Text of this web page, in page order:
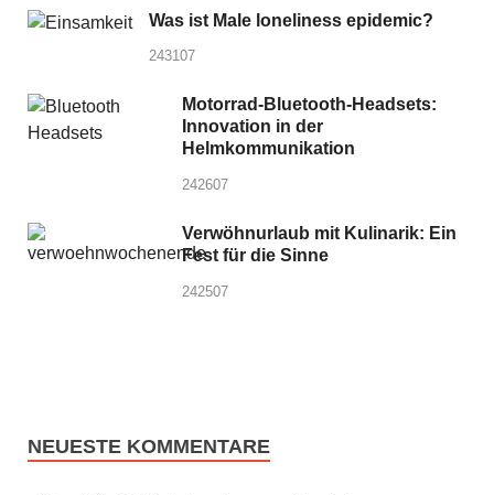
Was ist Male loneliness epidemic?
243107
Motorrad-Bluetooth-Headsets:
Innovation in der
Helmkommunikation
242607
Verwöhnurlaub mit Kulinarik: Ein
Fest für die Sinne
242507
NEUESTE KOMMENTARE